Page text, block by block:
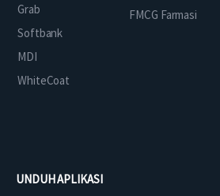
Grab
Softbank
MDI
WhiteCoat
FMCG Farmasi
UNDUH APLIKASI